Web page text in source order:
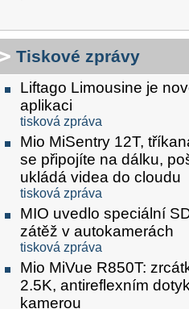
Tiskové zprávy
Liftago Limousine je
aplikaci
tisková zpráva
Mio MiSentry 12T,
se připojíte na dálku,
ukládá videa do cloudu
tisková zpráva
MIO uvedlo speciální
zátěž v autokamerách
tisková zpráva
Mio MiVue R850T:
2.5K, antireflexním
kamerou